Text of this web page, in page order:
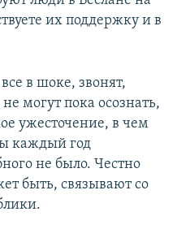
их поддержку и в
в шоке, звонят,
могут пока осознать,
ужесточение, в чем
каждый год
не было. Честно
быть, связывают со